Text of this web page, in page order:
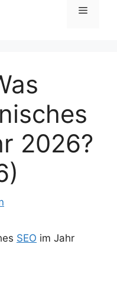
Menü
2026?
SEO im Jahr